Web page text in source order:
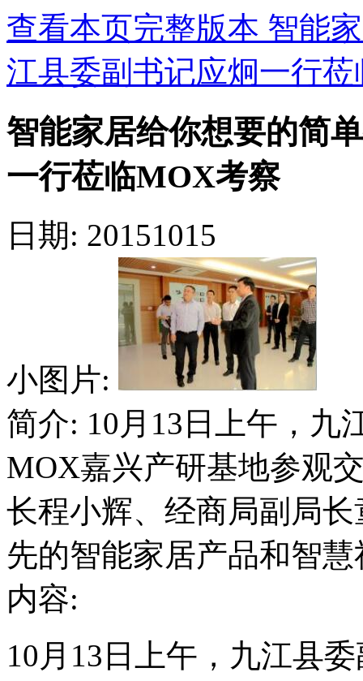
查看本页完整版本 智能
江县委副书记应炯一行
智能家居给你想要的简
一行莅临MOX考察
日期: 20151015
小图片:
简介: 10月13日上午，九
MOX嘉兴产研基地参观
长程小辉、经商局副局
先的智能家居产品和智
内容:
10月13日上午，九江县